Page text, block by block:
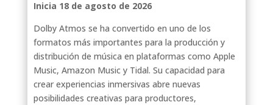
Inicia 18 de agosto de 2026
Dolby Atmos se ha convertido en uno de los
formatos más importantes para la producción y
distribución de música en plataformas como Apple
Music, Amazon Music y Tidal. Su capacidad para
crear experiencias inmersivas abre nuevas
posibilidades creativas para productores,